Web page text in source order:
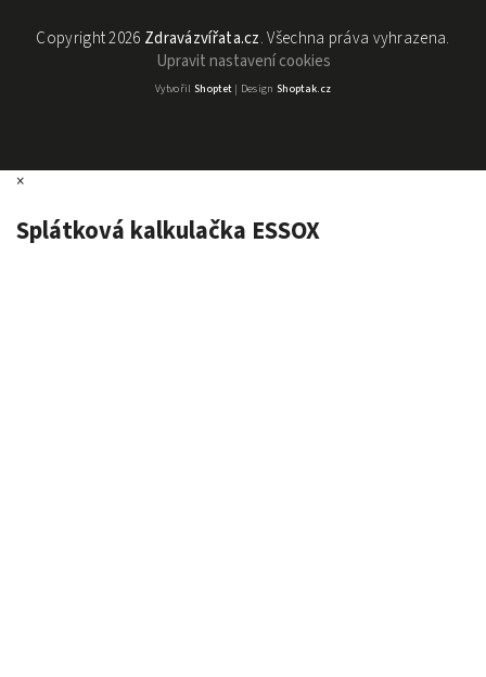
Copyright 2026 Zdravázvířata.cz. Všechna práva vyhrazena.
Upravit nastavení cookies
Vytvořil Shoptet| Design Shoptak.cz
×
Splátková kalkulačka ESSOX